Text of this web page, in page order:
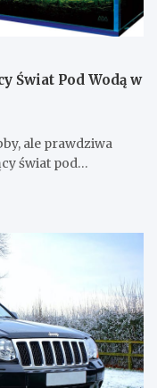
Świat Pod Wodą w
ale prawdziwa
świat pod…